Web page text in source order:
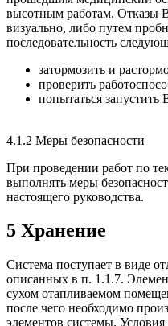
высотным работам. Отказы
визуально, либо путем
последовательность
затормозить и
проверить
попытаться запустить
4.1.2 Меры безопасности
При проведении работ по
выполнять меры
настоящего руководства.
5 Хранение
Система поступает в виде
описанных в п. 1.1.7.
сухом отапливаемом
после чего необходимо
элементов системы.